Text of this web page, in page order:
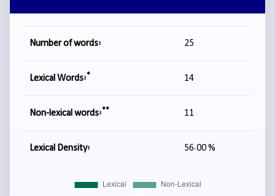
Number of words: 25
Lexical Words:* 14
Non-lexical words:** 11
Lexical Density: 56.00 %